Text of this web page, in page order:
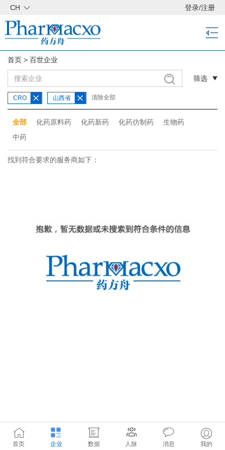
CH 登录/注册
首页 > 百世企业
筛选
CRO 山西省 清除全部
全部 化药原料药 化药新药 化药仿制药
生物药
中药
找到符合要求的服务商如下：
首页 企业 数据 人脉 消息 我的